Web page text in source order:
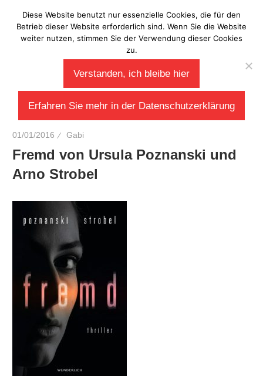
Inhalt
springen
Laberladen
01/01/2016 Gabi
Fremd von Ursula Poznanski und
Arno Strobel
Diese Website benutzt nur essenzielle Cookies, die für den
Betrieb dieser Website erforderlich sind. Wenn Sie die Website
weiter nutzen, stimmen Sie der Verwendung dieser Cookies
zu.
Verstanden, ich bleibe hier
Erfahren Sie mehr in der Datenschutzerklärung